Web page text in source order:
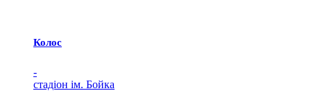
Колос
-
стадіон ім. Бойка